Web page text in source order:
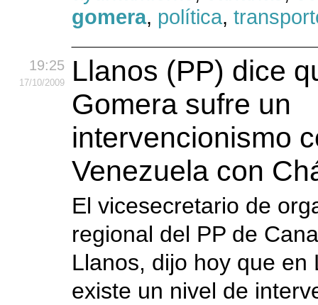
gomera, política,
19:25
17/10/2009
Llanos (PP) dice
Gomera sufre un
intervencionismo
Venezuela con
El vicesecretario de
regional del PP de
Llanos, dijo hoy que en
existe un nivel de